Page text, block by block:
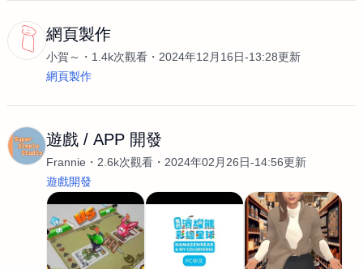
網頁製作
小賀～ 1.4k次觀看
2024年12月16日-13:28更新
網頁製作
遊戲 / APP 開發
Frannie 2.6k次觀看
2024年02月26日-14:56更新
遊戲開發